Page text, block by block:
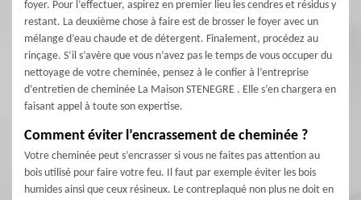
foyer. Pour l’effectuer, aspirez en premier lieu les cendres et résidus y
restant. La deuxième chose à faire est de brosser le foyer avec un
mélange d’eau chaude et de détergent. Finalement, procédez au
rinçage. S’il s’avère que vous n’avez pas le temps de vous occuper du
nettoyage de votre cheminée, pensez à le confier à l’entreprise
d’entretien de cheminée La Maison STENEGRE . Elle s’en chargera en
faisant appel à toute son expertise.
Comment éviter l’encrassement de cheminée ?
Votre cheminée peut s’encrasser si vous ne faites pas attention au
bois utilisé pour faire votre feu. Il faut par exemple éviter les bois
humides ainsi que ceux résineux. Le contreplaqué non plus ne doit en